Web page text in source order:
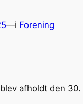
—i Forening
afholdt den 30.